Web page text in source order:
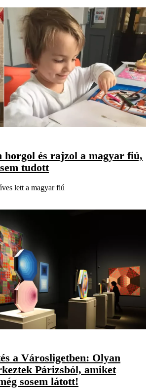
horgol és rajzol a magyar fiú,
tudott
lett a magyar fiú
a Városligetben: Olyan
Párizsból, amiket
sosem látott!